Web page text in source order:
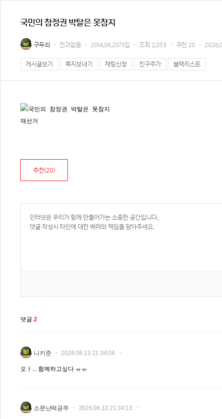
국민의 참정권 박탈은 못참지
구두쇠 전과없음 2014.06.20가입 조회 2,053 추천 20
게시글보기 쪽지보내기 채팅신청 친구추가 블랙리스트
재선거
추천(20)
댓글 2
니키준 2026.06.13 21:34:04
오ㅏ... 함께하고싶다 ㅠㅠ
소문난떡공주 2026.06.13 21:34:13